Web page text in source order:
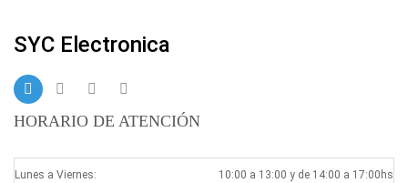
SYC Electronica
HORARIO DE ATENCIÓN
Lunes a Viernes: 10:00 a 13:00 y de 14:00 a 17:00hs